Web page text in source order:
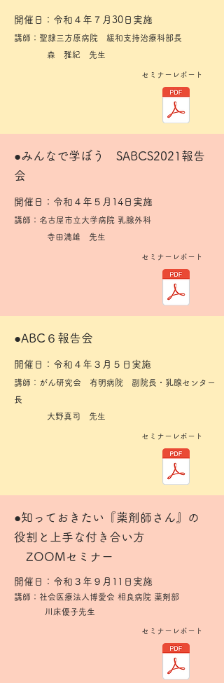
開催日：令和４年７月30日実施
講師： 聖隷三方原病院 緩和支持治療科部長
森 雅紀 先生
セミナーレポート
​●みんなで学ぼう SABCS2021報告
会
開催日：令和４年５月14日実施
講師： 名古屋市立大学病院 乳腺外科
寺田満雄 先生
セミナーレポート
​●ABC６報告会
開催日：令和４年３月５日実施
講師： がん研究会 有明病院 副院長・乳腺センター
長
大野真司 先生
セミナーレポート
​●知っておきたい『薬剤師さん』の
役割と上手な付き合い方
ZOOMセミナー
開催日：令和３年９月11日実施
講師：社会医療法人博愛会 相良病院 薬剤部
川床優子先生
セミナーレポート